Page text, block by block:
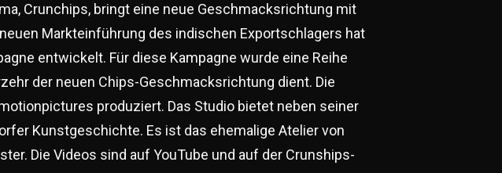
Crunchips, bringt eine neue Geschmacksrichtung mit
Markteinführung des indischen Exportschlagers hat
entwickelt. Für diese Kampagne wurde eine Reihe
der neuen Chips-Geschmacksrichtung dient. Die
produziert. Das Studio bietet neben seiner
Kunstgeschichte. Es ist das ehemalige Atelier von
Die Videos sind auf YouTube und auf der Crunships-